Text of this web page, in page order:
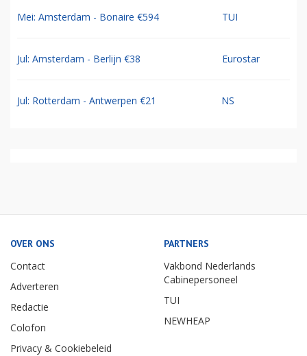
Mei: Amsterdam - Bonaire €594 TUI
Jul: Amsterdam - Berlijn €38 Eurostar
Jul: Rotterdam - Antwerpen €21 NS
OVER ONS
Contact
Adverteren
Redactie
Colofon
Privacy & Cookiebeleid
PARTNERS
Vakbond Nederlands
Cabinepersoneel
TUI
NEWHEAP